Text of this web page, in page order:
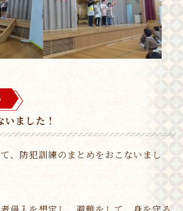
ました！
、防犯訓練のまとめをおこないまし